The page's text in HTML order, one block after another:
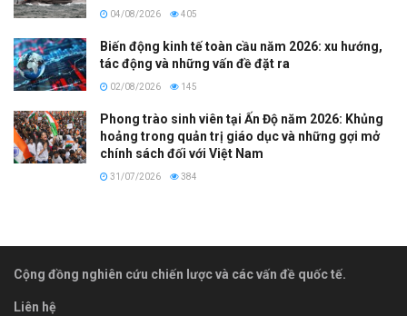
04/08/2026 405
Biến động kinh tế toàn cầu năm 2026: xu hướng,
tác động và những vấn đề đặt ra
02/08/2026 145
Phong trào sinh viên tại Ấn Độ năm 2026: Khủng
hoảng trong quản trị giáo dục và những gợi mở
chính sách đối với Việt Nam
31/07/2026 384
Cộng đồng nghiên cứu chiến lược và các vấn đề quốc tế.
Liên hệ